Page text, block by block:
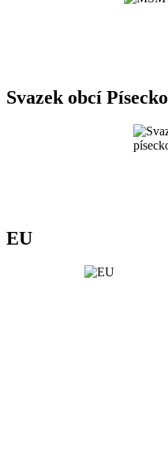
Svazek obcí Písecko
EU